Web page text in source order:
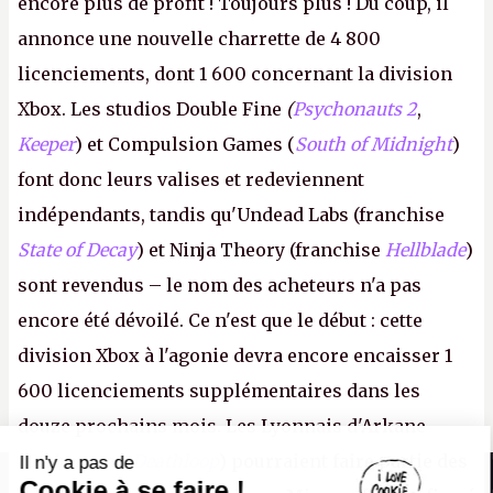
annonce une nouvelle charrette de 4 800
licenciements, dont 1 600 concernant la division
Xbox. Les studios Double Fine (Psychonauts 2,
Keeper) et Compulsion Games (South of Midnight)
font donc leurs valises et redeviennent
indépendants, tandis qu'Undead Labs (franchise
State of Decay) et Ninja Theory (franchise Hellblade)
sont revendus – le nom des acheteurs n'a pas
encore été dévoilé. Ce n'est que le début : cette
division Xbox à l'agonie devra encore encaisser 1
600 licenciements supplémentaires dans les
douze prochains mois. Les Lyonnais d'Arkane
(Dishonored, Deathloop
) pourraient faire partie des
Canard PC
Il n'y a pas de